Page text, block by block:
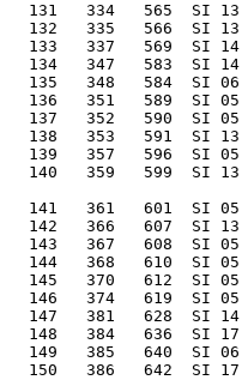
  131   334   565  SI 13
  132   335   566  SI 13
  133   337   569  SI 14
  134   347   583  SI 14
  135   348   584  SI 06
  136   351   589  SI 05
  137   352   590  SI 05
  138   353   591  SI 13
  139   357   596  SI 05
  140   359   599  SI 13
  141   361   601  SI 05
  142   366   607  SI 13
  143   367   608  SI 05
  144   368   610  SI 05
  145   370   612  SI 05
  146   374   619  SI 05
  147   381   628  SI 14
  148   384   636  SI 17
  149   385   640  SI 06
  150   386   642  SI 17